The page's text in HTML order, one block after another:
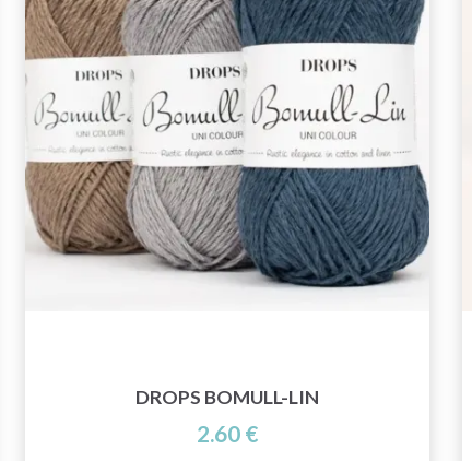
DROPS BOMULL-LIN
2.60 €